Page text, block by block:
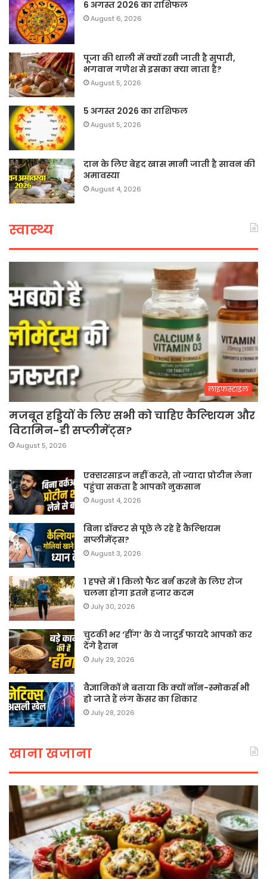
6 अगस्त 2026 का राशिफल
August 6, 2026
पूजा की थाली में क्यों रखी जाती है सुपारी,
भगवान गणेश से इसका क्या नाता है?
August 5, 2026
5 अगस्त 2026 का राशिफल
August 5, 2026
दान के लिए बेहद खास मानी जाती है सावन की
अमावस्या
August 4, 2026
स्वास्थ्य
लाइफस्टाइल
मजबूत हड्डियों के लिए सभी को चाहिए कैल्शियम और
विटामिन-डी सप्लीमेंट्स?
August 5, 2026
एक्सरसाइज नहीं करते, तो ज्यादा प्रोटीन लेना
पहुंचा सकता है आपको नुकसान
August 4, 2026
बिना डॉक्टर से पूछे ले रहे हैं कैल्शियम
सप्लीमेंट्स?
August 3, 2026
1 हफ्ते में 1 किलो फैट बर्न करने के लिए रोज
चलना होगा इतने हजार कदम
July 30, 2026
चुटकी भर ‘हींग’ के ये जादुई फायदे आपको कर
देंगे हैरान
July 29, 2026
वैज्ञानिकों ने बताया कि क्यों नॉन-स्मोकर्स भी
हो जाते हैं लंग कैंसर का शिकार
July 28, 2026
खाना खजाना